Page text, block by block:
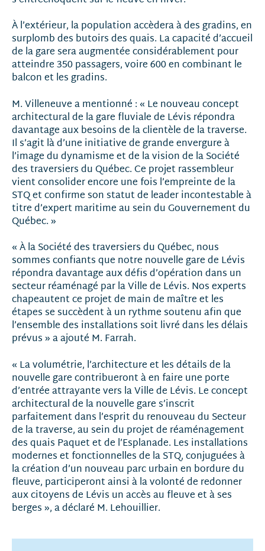
À l’extérieur, la population accèdera à des gradins, en
surplomb des butoirs des quais. La capacité d’accueil
de la gare sera augmentée considérablement pour
atteindre 350 passagers, voire 600 en combinant le
balcon et les gradins.
M. Villeneuve a mentionné : « Le nouveau concept
architectural de la gare fluviale de Lévis répondra
davantage aux besoins de la clientèle de la traverse.
Il s’agit là d’une initiative de grande envergure à
l’image du dynamisme et de la vision de la Société
des traversiers du Québec. Ce projet rassembleur
vient consolider encore une fois l’empreinte de la
STQ et confirme son statut de leader incontestable à
titre d’expert maritime au sein du Gouvernement du
Québec. »
« À la Société des traversiers du Québec, nous
sommes confiants que notre nouvelle gare de Lévis
répondra davantage aux défis d’opération dans un
secteur réaménagé par la Ville de Lévis. Nos experts
chapeautent ce projet de main de maître et les
étapes se succèdent à un rythme soutenu afin que
l’ensemble des installations soit livré dans les délais
prévus » a ajouté M. Farrah.
« La volumétrie, l’architecture et les détails de la
nouvelle gare contribueront à en faire une porte
d’entrée attrayante vers la Ville de Lévis. Le concept
architectural de la nouvelle gare s’inscrit
parfaitement dans l’esprit du renouveau du Secteur
de la traverse, au sein du projet de réaménagement
des quais Paquet et de l’Esplanade. Les installations
modernes et fonctionnelles de la STQ, conjuguées à
la création d’un nouveau parc urbain en bordure du
fleuve, participeront ainsi à la volonté de redonner
aux citoyens de Lévis un accès au fleuve et à ses
berges », a déclaré M. Lehouillier.